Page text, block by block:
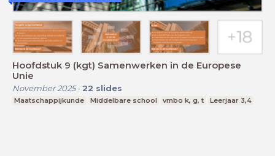
Hoofdstuk 9 (kgt) Samenwerken in de Europese
Unie
November 2025- 22 slides
Maatschappijkunde Middelbare school vmbo k, g, t Leerjaar 3,4